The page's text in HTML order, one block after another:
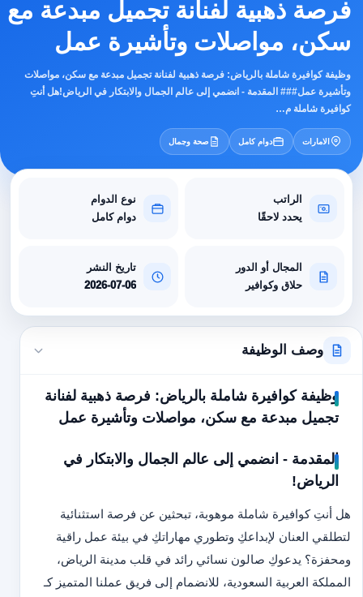
فرصة ذهبية لفنانة تجميل مبدعة مع
سكن، مواصلات وتأشيرة عمل
وظيفة كوافيرة شاملة بالرياض: فرصة ذهبية لفنانة تجميل مبدعة مع سكن، مواصلات
وتأشيرة عمل### المقدمة - انضمي إلى عالم الجمال والابتكار في الرياض!هل أنتِ
كوافيرة شاملة م…
الامارات دوام كامل صحة وجمال
الراتب
يحدد لاحقًا
نوع الدوام
دوام كامل
المجال أو الدور
حلاق وكوافير
تاريخ النشر
2026-07-06
وصف الوظيفة
وظيفة كوافيرة شاملة بالرياض: فرصة ذهبية لفنانة
تجميل مبدعة مع سكن، مواصلات وتأشيرة عمل
المقدمة - انضمي إلى عالم الجمال والابتكار في
الرياض!
هل أنتِ كوافيرة شاملة موهوبة، تبحثين عن فرصة استثنائية
لتطلقي العنان لإبداعكِ وتطوري مهاراتكِ في بيئة عمل راقية
ومحفزة؟ يدعوكِ صالون نسائي رائد في قلب مدينة الرياض،
المملكة العربية السعودية، للانضمام إلى فريق عملنا المتميز كـ